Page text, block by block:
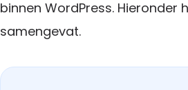
binnen WordPress.
samengevat.